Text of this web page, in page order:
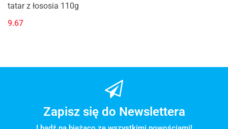
tatar z łososia 110g
9.67
Zapisz się do Newslettera